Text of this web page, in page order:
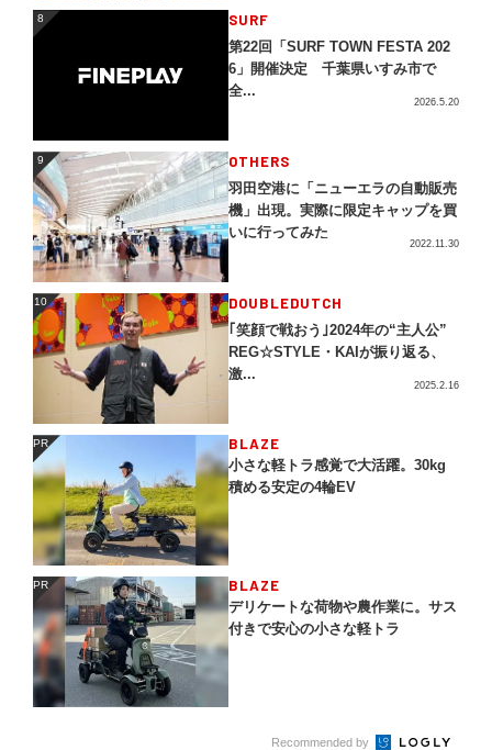
8 SURF
第22回「SURF TOWN FESTA 202
6」開催決定 千葉県いすみ市で
全...
2026.5.20
9 OTHERS
羽田空港に「ニューエラの自動販売
機」出現。実際に限定キャップを買
いに行ってみた
2022.11.30
10 DOUBLEDUTCH
｢笑顔で戦おう｣2024年の“主人公”
REG☆STYLE・KAIが振り返る、
激...
2025.2.16
PR BLAZE
小さな軽トラ感覚で大活躍。30kg
積める安定の4輪EV
PR BLAZE
デリケートな荷物や農作業に。サス
付きで安心の小さな軽トラ
Recommended by